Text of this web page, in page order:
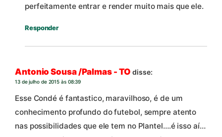
perfeitamente entrar e render muito mais que ele.
Responder
Antonio Sousa /Palmas - TO disse:
13 de julho de 2015 às 08:39
Esse Condé é fantastico, maravilhoso, é de um
conhecimento profundo do futebol, sempre atento
nas possibilidades que ele tem no Plantel….é isso aí…